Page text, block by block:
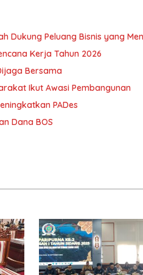
Dukung Peluang Bisnis yang
Kerja Tahun 2026
Bersama
Ikut Awasi Pembangunan
PADes
Dana BOS